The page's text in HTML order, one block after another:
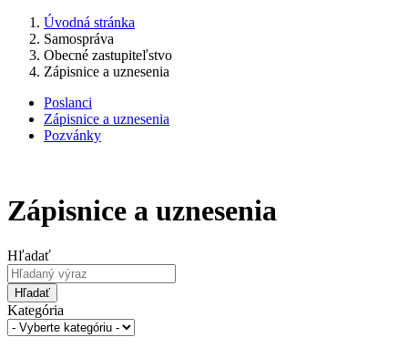
Úvodná stránka
Samospráva
Obecné zastupiteľstvo
Zápisnice a uznesenia
Poslanci
Zápisnice a uznesenia
Pozvánky
Zápisnice a uznesenia
Hľadať
Hľadať
Kategória